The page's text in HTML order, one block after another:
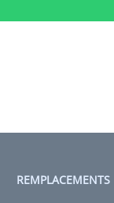
REMPLACEMENTS